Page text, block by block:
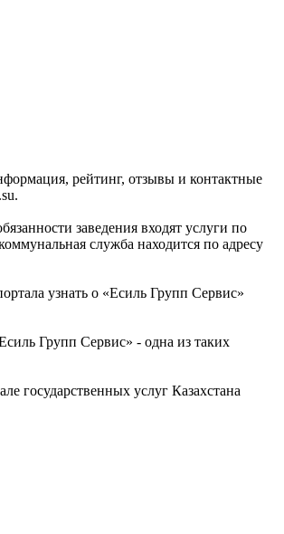
рейтинг, отзывы и контактные
заведения входят услуги по
служба находится по адресу
узнать о «Есиль Групп Сервис»
Групп Сервис» - одна из таких
государственных услуг Казахстана